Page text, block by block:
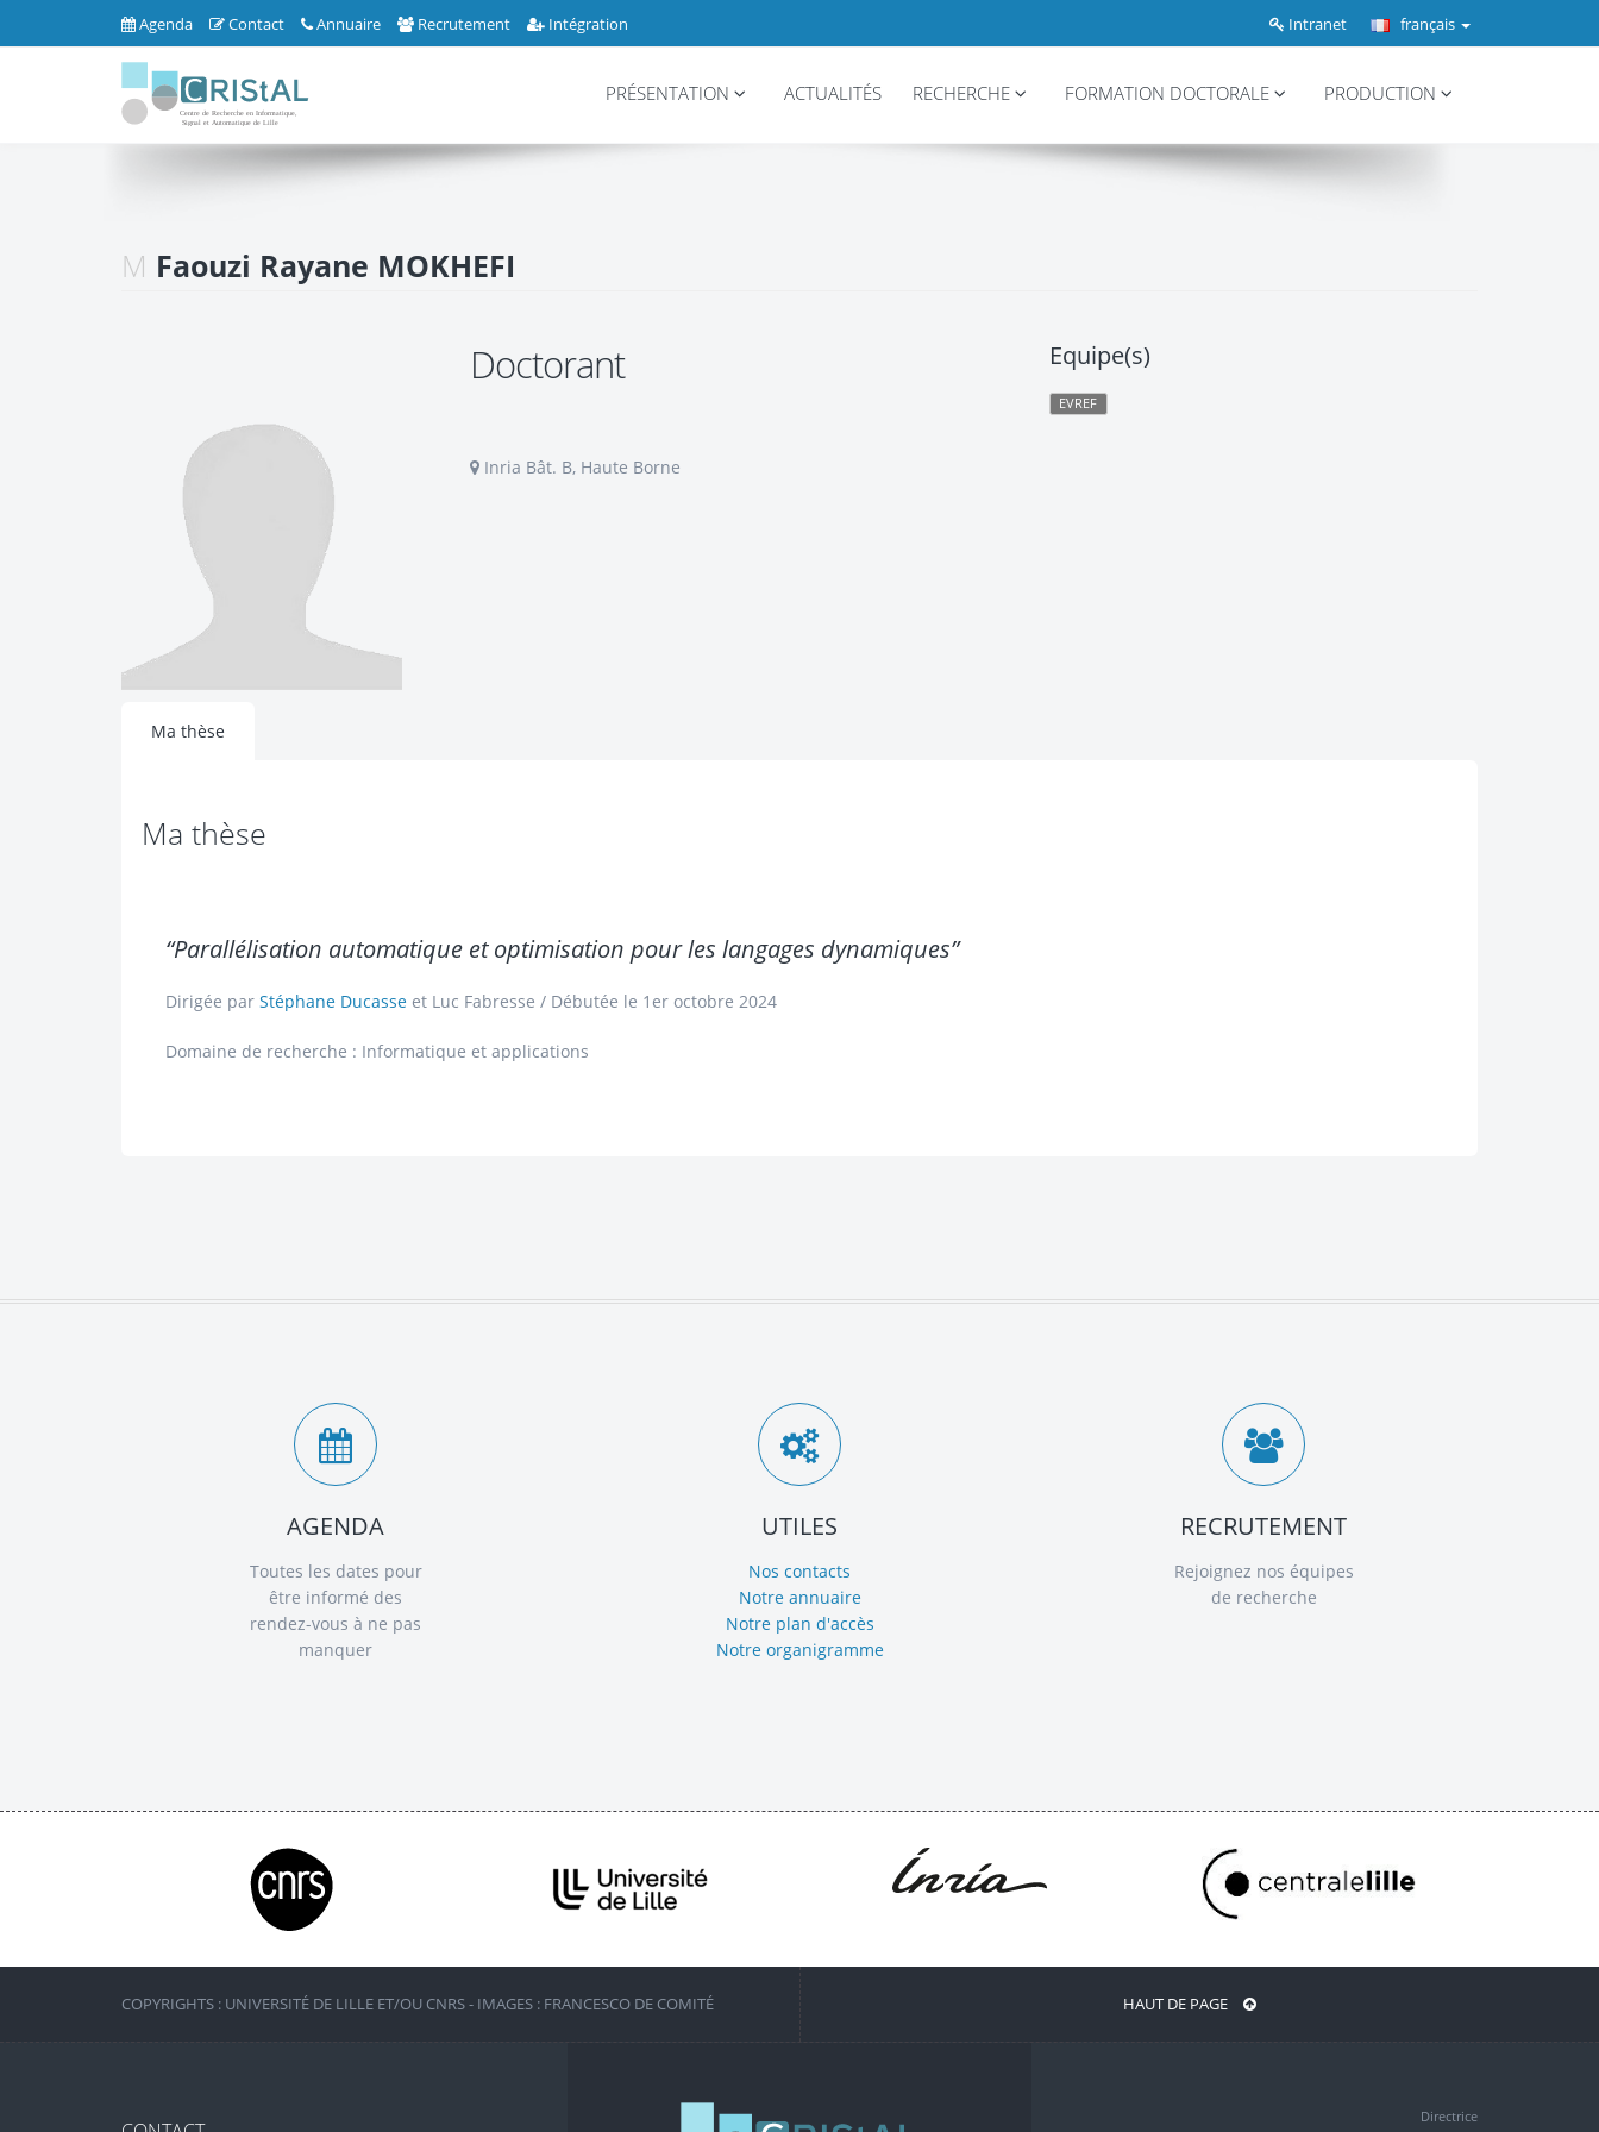
Agenda Contact Annuaire Recrutement Intégration français
Intranet
PRÉSENTATION ACTUALITÉS RECHERCHE FORMATION DOCTORALE PRODUCTION
M Faouzi Rayane MOKHEFI
Doctorant
Inria Bât. B, Haute Borne
Equipe(s)
EVREF
Ma thèse
Ma thèse
“Parallélisation automatique et optimisation pour les langages dynamiques”
Dirigée par Stéphane Ducasse et Luc Fabresse / Débutée le 1er octobre 2024
Domaine de recherche : Informatique et applications
AGENDA
Toutes les dates pour
être informé des
rendez-vous à ne pas
manquer
UTILES
Nos contacts
Notre annuaire
Notre plan d'accès
Notre organigramme
RECRUTEMENT
Rejoignez nos équipes
de recherche
COPYRIGHTS : UNIVERSITÉ DE LILLE ET/OU CNRS - IMAGES : FRANCESCO DE COMITÉ HAUT DE PAGE
Directrice